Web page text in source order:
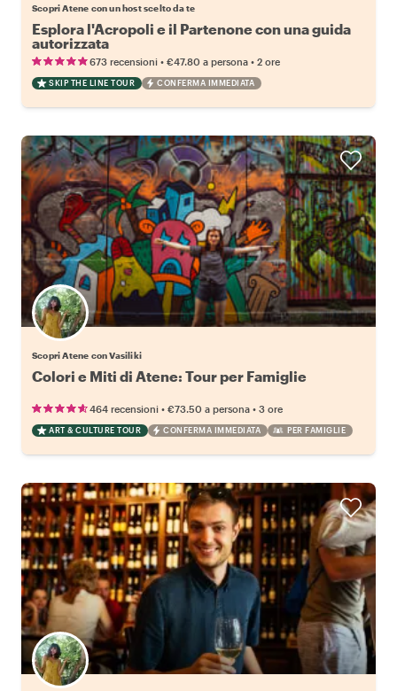
Scopri Atene con un host scelto da te
Esplora l'Acropoli e il Partenone con una guida
autorizzata
673 recensioni • €47.80 a persona • 2 ore
SKIP THE LINE TOUR CONFERMA IMMEDIATA
Scopri Atene con Vasiliki
Colori e Miti di Atene: Tour per Famiglie
464 recensioni • €73.50 a persona • 3 ore
ART & CULTURE TOUR CONFERMA IMMEDIATA PER FAMIGLIE